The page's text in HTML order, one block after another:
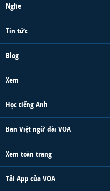
Nghe
Tin tức
Blog
Xem
Học tiếng Anh
Ban Việt ngữ đài VOA
Xem toàn trang
Tải App của VOA